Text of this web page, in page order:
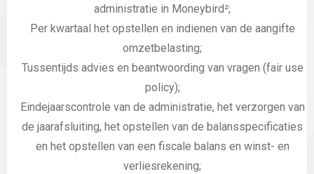
administratie in Moneybird²;
Per kwartaal het opstellen en indienen van de aangifte
omzetbelasting;
Tussentijds advies en beantwoording van vragen (fair use
policy);
Eindejaarscontrole van de administratie, het verzorgen van
de jaarafsluiting, het opstellen van de balansspecificaties
en het opstellen van een fiscale balans en winst- en
verliesrekening;